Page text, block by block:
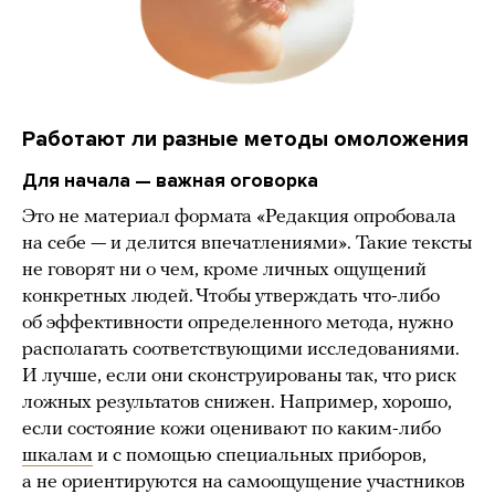
Работают ли разные методы омоложения
Для начала — важная оговорка
Это не материал формата «Редакция опробовала
на себе — и делится впечатлениями». Такие тексты
не говорят ни о чем, кроме личных ощущений
конкретных людей. Чтобы утверждать что-либо
об эффективности определенного метода, нужно
располагать соответствующими исследованиями.
И лучше, если они сконструированы так, что риск
ложных результатов снижен. Например, хорошо,
если состояние кожи оценивают по каким-либо
шкалам и с помощью специальных приборов,
а не ориентируются на самоощущение участников